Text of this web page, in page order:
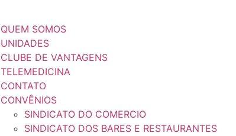
QUEM SOMOS
UNIDADES
CLUBE DE VANTAGENS
TELEMEDICINA
CONTATO
CONVÊNIOS
SINDICATO DO COMERCIO
SINDICATO DOS BARES E RESTAURANTES